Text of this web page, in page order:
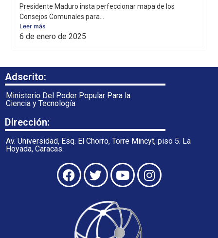
Presidente Maduro insta perfeccionar mapa de los
Consejos Comunales para...
Leer más
6 de enero de 2025
Adscrito:
Ministerio Del Poder Popular Para la
Ciencia y Tecnología
Dirección:
Av. Universidad, Esq. El Chorro, Torre Mincyt, piso 5. La
Hoyada, Caracas.